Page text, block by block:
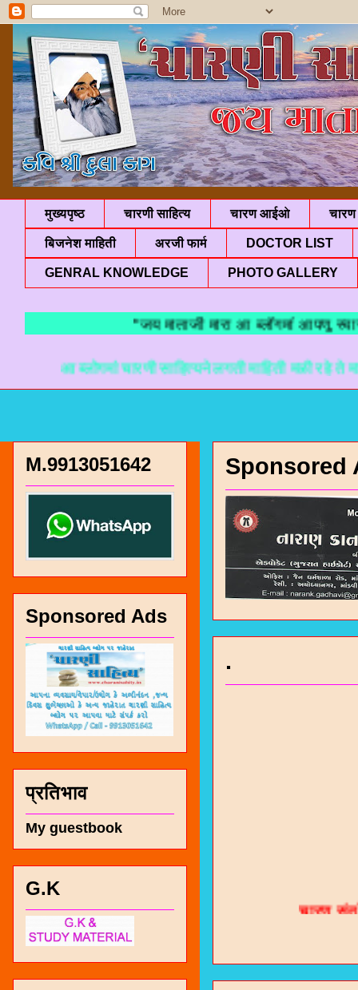
मुख्यपृष्ठ चारणी साहित्य चारण आईओ चारण
बिजनेश माहिती अरजी फार्म DOCTOR LIST
GENRAL KNOWLEDGE PHOTO GALLERY
"जय माताजी मारा आ ब्लॉगमां आपणु
आ ब्लोगमां चारणी साहित्यने लगती माहिती मळी रहे ते माटे
Sponsored
.
भजन /
M.9913051642
Sponsored Ads
प्रतिभाव
My guestbook
G.K